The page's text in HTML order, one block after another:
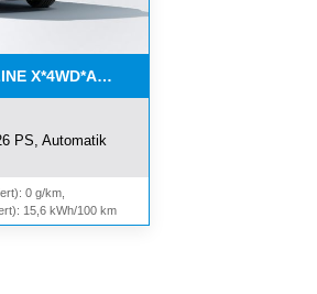
X*4WD*AKTION GEWERBE*
PS, Automatik
0 g/km,
15,6 kWh/100 km